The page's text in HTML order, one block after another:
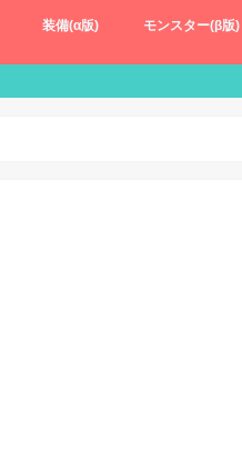
装備(α版) モンスター(β版)